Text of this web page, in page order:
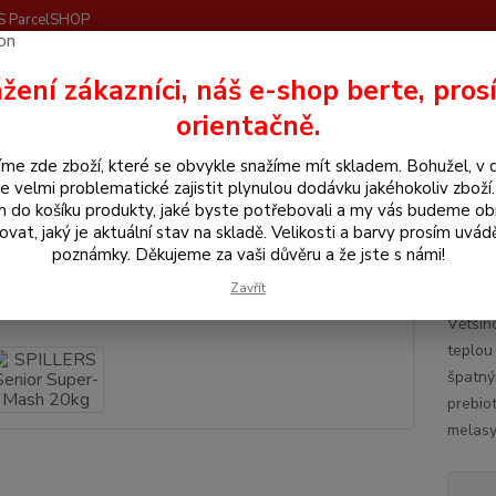
ParcelSHOP
Hledat
a krmiva pro koně Spillers SPILLERS Senior Super-Mash
Senior Super-Mash 20kg
teplou
zákazníci, náš e-shop berte,
orientačně.
zde zboží, které se obvykle snažíme mít skladem. Bohužel, v
velmi problematické zajistit plynulou dodávku jakéhokoliv
do košíku produkty, jaké byste potřebovali a my vás budeme
jaký je aktuální stav na skladě. Velikosti a barvy prosím
poznámky. Děkujeme za vaši důvěru a že jste s námi!
Zavřít